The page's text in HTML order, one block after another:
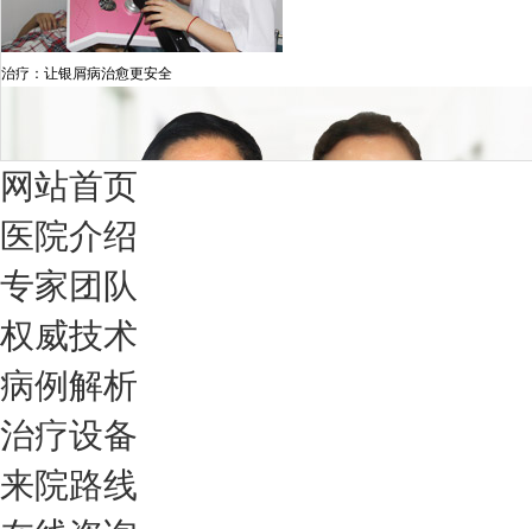
治疗：让银屑病治愈更安全
我们只治银屑病，我们在成都坐诊
网站首页
医院介绍
专家团队
权威技术
病例解析
治疗设备
来院路线